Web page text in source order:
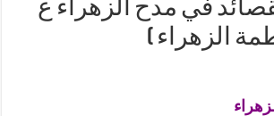
في مدح الزهراء ع
الزهراء )